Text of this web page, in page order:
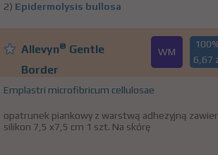
2) Epidermolysis bullosa
Allevyn® Gentle
Border
WM
6,67
Emplastri microfibricum cellulosae
opatrunek piankowy z warstwą adhezyjną
silikon 7,5 x7,5 cm 1 szt. Na skórę